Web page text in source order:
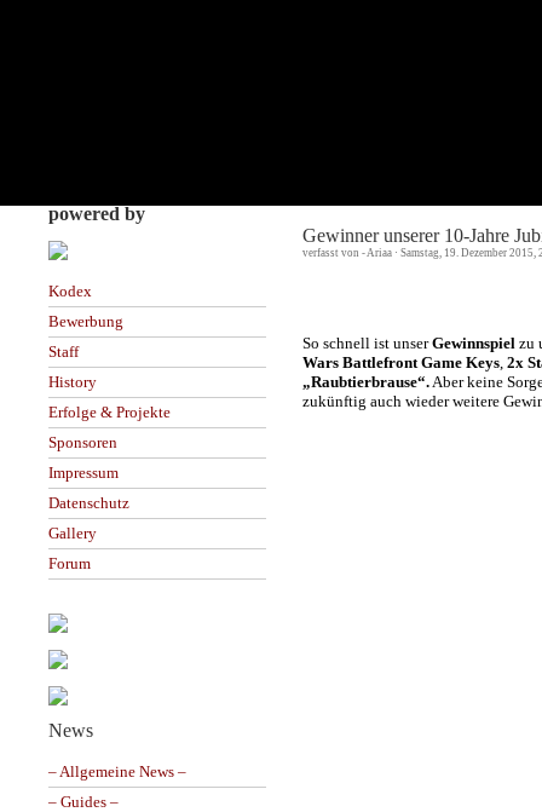
powered by
Kodex
Bewerbung
Staff
History
Erfolge & Projekte
Sponsoren
Impressum
Datenschutz
Gallery
Forum
News
– Allgemeine News –
– Guides –
Gewinner unserer 10-Jahre
verfasst von - Ariaa · Samstag, 19. Dezember
So schnell ist unserGewinnspiel zu
Wars Battlefront Game Keys 2x
„Raubtierbrause“. Aber keine
zukünftig auch wieder weitere